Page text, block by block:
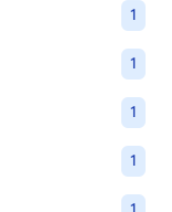
1
1
1
1